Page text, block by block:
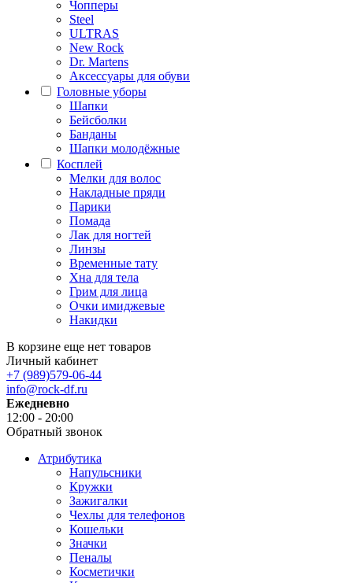
Чопперы
Steel
ULTRAS
New Rock
Dr. Martens
Аксессуары для обуви
Головные уборы
Шапки
Бейсболки
Банданы
Шапки молодёжные
Косплей
Мелки для волос
Накладные пряди
Парики
Помада
Лак для ногтей
Линзы
Временные тату
Хна для тела
Грим для лица
Очки имиджевые
Накидки
В корзине еще нет товаров
Личный кабинет
+7 (989)579-06-44
info@rock-df.ru
Ежедневно
12:00 - 20:00
Обратный звонок
Атрибутика
Напульсники
Кружки
Зажигалки
Чехлы для телефонов
Кошельки
Значки
Пеналы
Косметички